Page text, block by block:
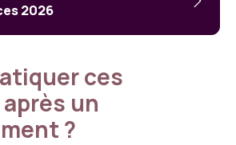
2026
ces
un
?